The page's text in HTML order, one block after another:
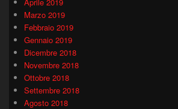
Marzo 2019
Febbraio 2019
Gennaio 2019
Dicembre 2018
Novembre 2018
Ottobre 2018
Settembre 2018
Agosto 2018